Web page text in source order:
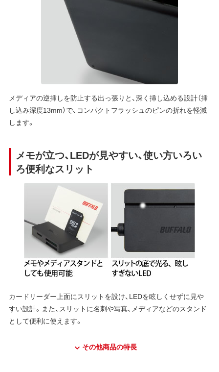
メディアの逆挿しを防止する出っ張りと、深く挿し込める設計（挿
し込み深度13mm）で、コンパクトフラッシュのピンの折れを軽減
します。
メモが立つ、LEDが見やすい、使い方いろい
ろ便利なスリット
カードリーダー上面にスリットを設け、LEDを眩しくせずに見や
すい設計。また、スリットに名刺や写真、メディアなどのスタンド
として便利に使えます。
その他商品の特長